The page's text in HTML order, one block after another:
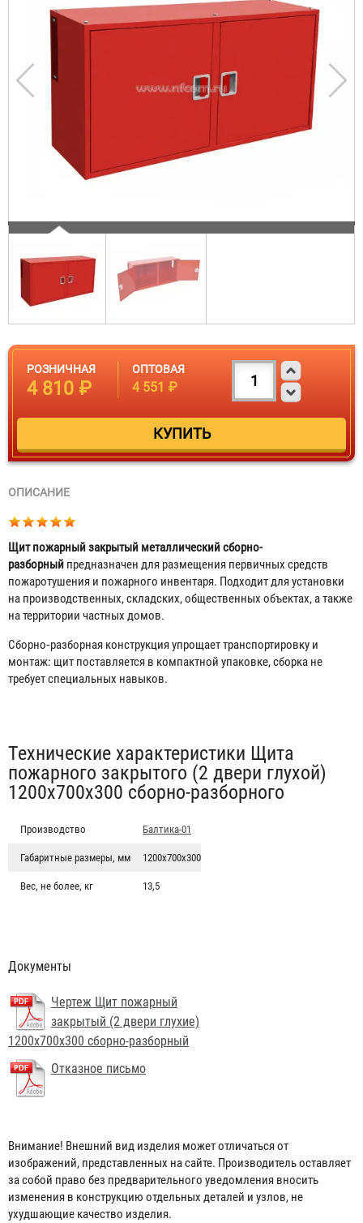
РОЗНИЧНАЯ
4 810 ₽
ОПТОВАЯ
4 551 ₽
ОПИСАНИЕ
Щит пожарный закрытый металлический сборно-
разборный предназначен для размещения первичных средств
пожаротушения и пожарного инвентаря. Подходит для установки
на производственных, складских, общественных объектах, а также
на территории частных домов.
Сборно‑разборная конструкция упрощает транспортировку и
монтаж: щит поставляется в компактной упаковке, сборка не
требует специальных навыков.
Табы
Технические характеристики Щита
пожарного закрытого (2 двери глухой)
1200x700x300 сборно-разборного
Производство Балтика-01
Габаритные размеры, мм 1200x700x300
Вес, не более, кг 13,5
Документы
Чертеж Щит пожарный
закрытый (2 двери глухие)
1200x700x300 сборно-разборный
Отказное письмо
Внимание! Внешний вид изделия может отличаться от
изображений, представленных на сайте. Производитель оставляет
за собой право без предварительного уведомления вносить
изменения в конструкцию отдельных деталей и узлов, не
ухудшающие качество изделия.
Лом пожарный